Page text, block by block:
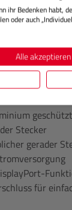
das Kabel
um die
bis
Stecker
gerader
für
ihr Bedenken habt,
oder auch
Alle akzeptieren